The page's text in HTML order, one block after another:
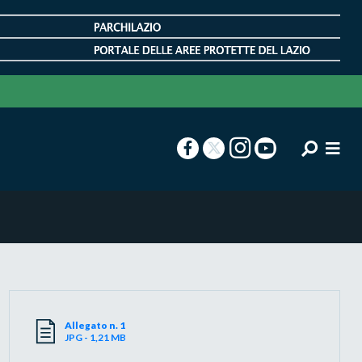
Allegato n. 1
JPG - 1,21 MB